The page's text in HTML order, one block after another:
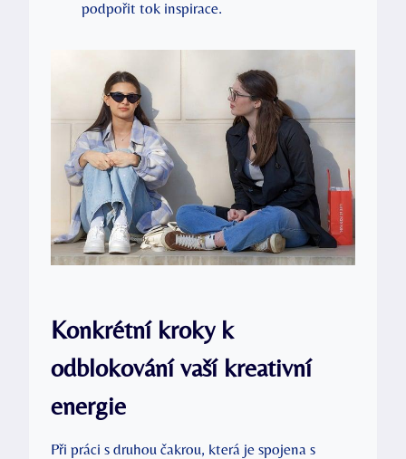
podpořit tok inspirace.
Konkrétní kroky k​
odblokování vaší kreativní
energie
Při práci s ⁣druhou čakrou, která je spojena s